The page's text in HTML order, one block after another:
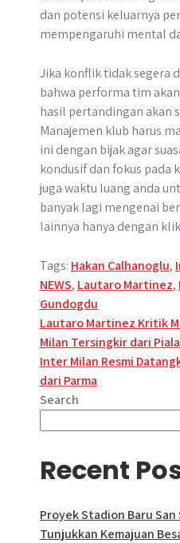
dan potensi keluarnya
mempengaruhi mental
Jika konflik tidak segera
bahwa performa tim
hasil pertandingan akan
Manajemen klub harus
ini dengan bijak agar
kondusif dan fokus pada
juga waktu luang anda
banyak lagi mengenai
lainnya hanya dengan klik
Tags: Hakan Calhanoglu,
NEWS, Lautaro Martinez,
Gundogdu
Post
Lautaro Martinez Kritik
Milan Tersingkir dari
Inter Milan Resmi
dari Parma
Search
Recent
Proyek Stadion Baru San
Tunjukkan Kemajuan